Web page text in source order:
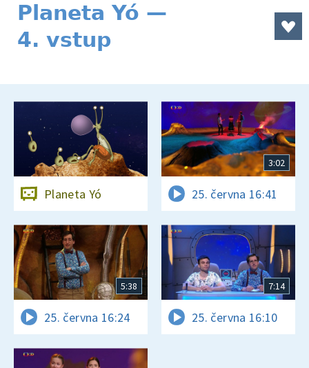
Planeta Yó —
4. vstup
Planeta Yó
3:02
25. června 16:41
5:38
25. června 16:24
7:14
25. června 16:10